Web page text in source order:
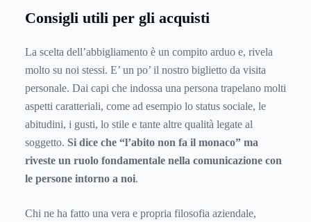
Consigli utili per gli acquisti
La scelta dell’abbigliamento è un compito arduo e, rivela
molto su noi stessi. E’ un po’ il nostro biglietto da visita
personale. Dai capi che indossa una persona trapelano molti
aspetti caratteriali, come ad esempio lo status sociale, le
abitudini, i gusti, lo stile e tante altre qualità legate al
soggetto. Si dice che “l’abito non fa il monaco” ma
riveste un ruolo fondamentale nella comunicazione con
le persone intorno a noi.
Chi ne ha fatto una vera e propria filosofia aziendale,